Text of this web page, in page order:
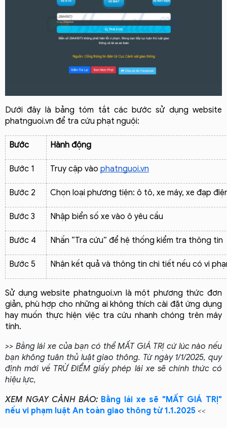
Dưới đây là bảng tóm tắt các bước sử dụng website
phatnguoi.vn để tra cứu phạt nguội:
Bước Hành động
Bước 1 Truy cập vào phatnguoi.vn
Bước 2 Chọn loại phương tiện: ô tô, xe máy, xe đạp
Bước 3 Nhập biển số xe vào ô yêu cầu
Bước 4 Nhấn “Tra cứu” để hệ thống kiểm tra thông tin
Bước 5 Nhận kết quả và thông tin chi tiết nếu có vi
Sử dụng website phatnguoi.vn là một phương thức đơn
giản, phù hợp cho những ai không thích cài đặt ứng dụng
hay muốn thực hiện việc tra cứu nhanh chóng trên máy
tính.
>> Bằng lái xe của bạn có thể MẤT GIÁ TRỊ cứ lúc nào nếu
bạn không tuân thủ luật giao thông. Từ ngày 1/1/2025, quy
định mới về TRỪ ĐIỂM giấy phép lái xe sẽ chính thức có
hiệu lực,
XEM NGAY CẢNH BÁO:Bằng lái xe sẽ "MẤT GIÁ TRỊ"
nếu vi phạm luật An toàn giao thông từ 1.1.2025 <<